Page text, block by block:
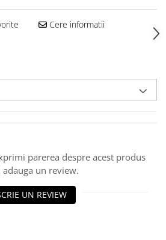
Cere informatii
parerea despre acest produs
adauga un review.
UN REVIEW